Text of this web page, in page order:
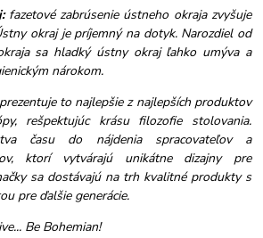
fazetové zabrúsenie ústneho okraja zvyšuje
okraj je príjemný na dotyk. Narozdiel od
sa hladký ústny okraj ľahko umýva a
nárokom.
to najlepšie z najlepších produktov
rešpektujúc krásu filozofie stolovania.
času do nájdenia spracovateľov a
ktorí vytvárajú unikátne dizajny pre
sa dostávajú na trh kvalitné produkty s
pre ďalšie generácie.
Be Bohemian!